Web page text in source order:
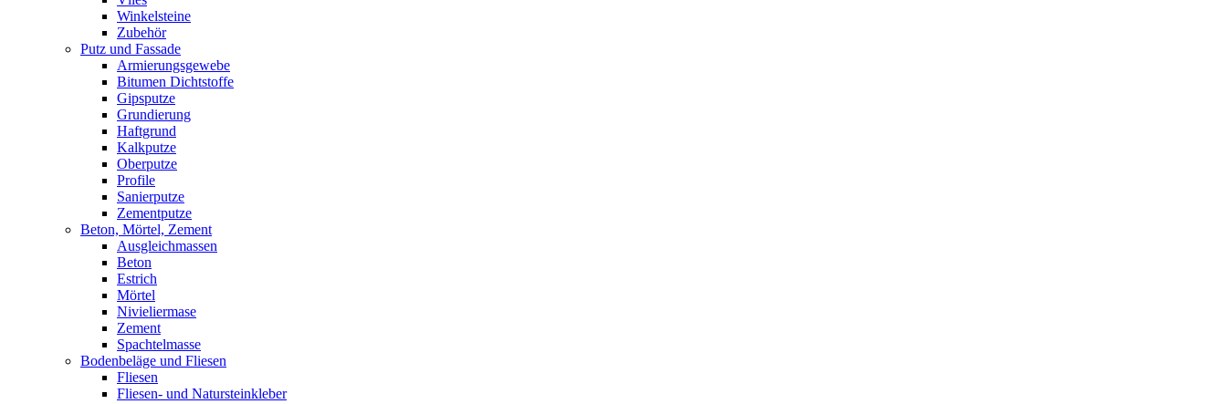
Winkelsteine
Zubehör
Putz und Fassade
Armierungsgewebe
Bitumen Dichtstoffe
Gipsputze
Grundierung
Haftgrund
Kalkputze
Oberputze
Profile
Sanierputze
Zementputze
Beton, Mörtel, Zement
Ausgleichmassen
Beton
Estrich
Mörtel
Nivieliermase
Zement
Spachtelmasse
Bodenbeläge und Fliesen
Fliesen
Fliesen- und Natursteinkleber